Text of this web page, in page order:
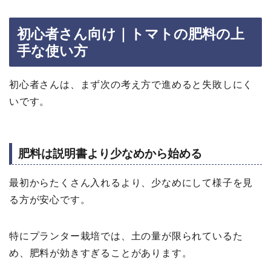
初心者さん向け｜トマトの肥料の上
手な使い方
初心者さんは、まず次の考え方で進めると失敗しにく
いです。
肥料は説明書より少なめから始める
最初からたくさん入れるより、少なめにして様子を見
る方が安心です。
特にプランター栽培では、土の量が限られているた
め、肥料が効きすぎることがあります。